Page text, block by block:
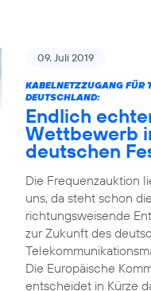
09. Juli 2019
KABELNETZZUGANG FÜR
DEUTSCHLAND:
Endlich
Wettbewerb
deutschen
Die Frequenzauktion
uns, da steht schon
richtungsweisende
zur Zukunft des
Die Europäische
entscheidet in Kürze